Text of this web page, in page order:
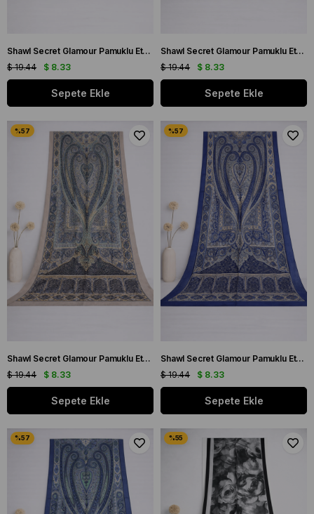
Shawl Secret Glamour Pamuklu Etnik Şal 2 - 52863 Buz Mavi Siyah
$ 8.33
$ 19.44
Sepete Ekle
Shawl Secret Glamour Pamuklu Etnik Şal 2 - 52864 Siyah Gri
$ 8.33
$ 19.44
Sepete Ekle
Shawl Secret Glamour Pamuklu Etnik Şal 2 - 52865 Vizon Yeşil
$ 8.33
$ 19.44
Sepete Ekle
Shawl Secret Glamour Pamuklu Etnik Şal 2 - 52871 Koyu Mavi Sarı
$ 8.33
$ 19.44
Sepete Ekle